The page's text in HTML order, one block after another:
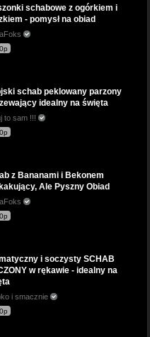
schabowe z ogórkiem i
- pomysł na obiad
schab peklowany parzony
idealny na święta
to sam !!!
z Bananami i Bekonem
Ale Pyszny Obiad
i soczysty SCHAB
w rękawie - idealny na
i smacznie